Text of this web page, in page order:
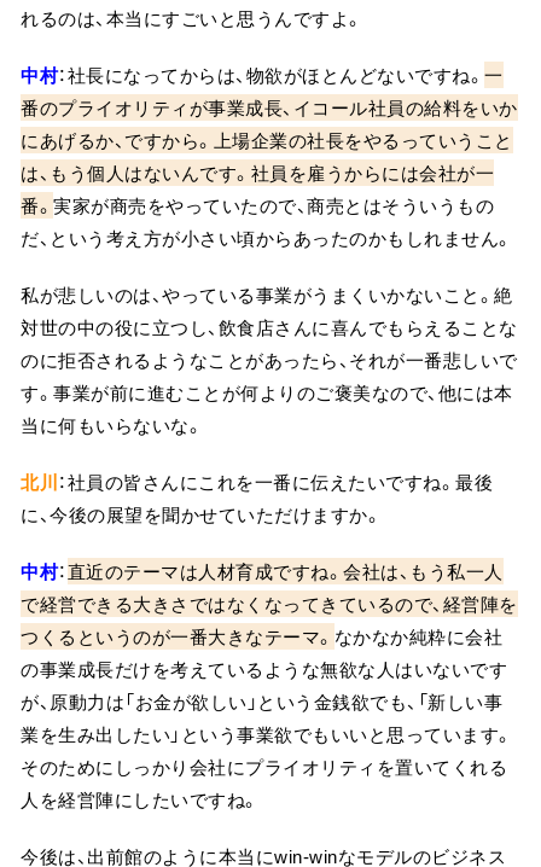
れるのは、本当にすごいと思うんですよ。
中村：社長になってからは、物欲がほとんどないですね。 一
番のプライオリティが事業成長、イコール社員の給料をいか
にあげるか、ですから。上場企業の社長をやるっていうこと
は、もう個人はないんです。社員を雇うからには会社が一
番。 実家が商売をやっていたので、商売とはそういうもの
だ、という考え方が小さい頃からあったのかもしれません。
私が悲しいのは、やっている事業がうまくいかないこと。絶
対世の中の役に立つし、飲食店さんに喜んでもらえることな
のに拒否されるようなことがあったら、それが一番悲しいで
す。事業が前に進むことが何よりのご褒美なので、他には本
当に何もいらないな。
北川：社員の皆さんにこれを一番に伝えたいですね。最後
に、今後の展望を聞かせていただけますか。
中村：直近のテーマは人材育成ですね。会社は、もう私一人
で経営できる大きさではなくなってきているので、経営陣を
つくるというのが一番大きなテーマ。 なかなか純粋に会社
の事業成長だけを考えているような無欲な人はいないです
が、原動力は「お金が欲しい」という金銭欲でも、「新しい事
業を生み出したい」という事業欲でもいいと思っています。
そのためにしっかり会社にプライオリティを置いてくれる
人を経営陣にしたいですね。
今後は、出前館のように本当にwin-winなモデルのビジネス